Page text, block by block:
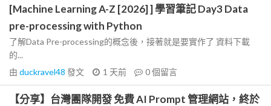
[Machine Learning A-Z [2026] ] 學習筆記 Day3 Data
pre-processing with Python
了解Data Pre-processing的概念後，接著就是要實作了 資料下載
的...
由 duckravel48 發文 1 天前 0個留言
【分享】台灣團隊開發 免費 AI Prompt 管理網站，終於